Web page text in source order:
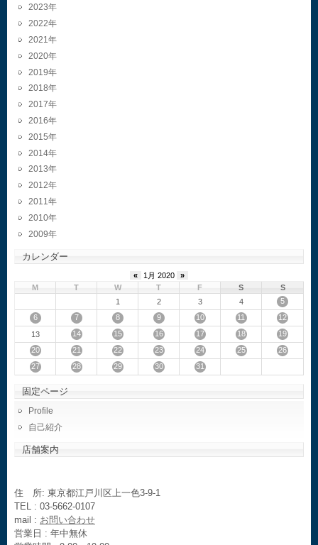
2023
2022
2021
2020
2019
2018
2017
2016
2015
2014
2013
2012
2011
2010
2009
カレンダー
« 1月 2020
»
M
T W T F S
S
1
2 3 4
5
6
7 8 9 10 11
12
13
14 15 16 17 18
19
20
21 22 23 24 25
26
27
28 29 30 31
固定ページ
Profile
自己紹介
店舗案内
住 所: 東京都江戸川区上一色3-9-1
TEL : 03-5662-0107
mail : お問い合わせ
営業日 : 年中無休